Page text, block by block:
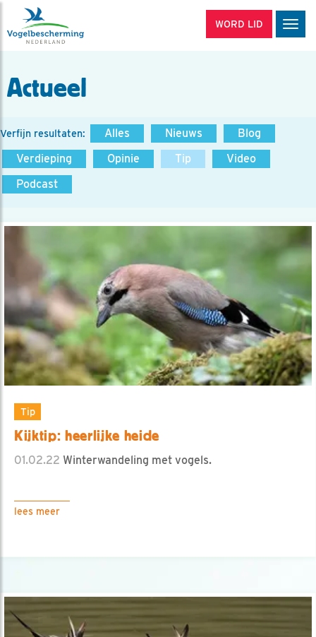
WORD LID
Actueel
Verfijn resultaten: Alles Nieuws
Blog
Verdieping
Opinie Tip
Video
Podcast
Tip
Kijktip: heerlijke heide
01.02.22 Winterwandeling met vogels.
lees meer